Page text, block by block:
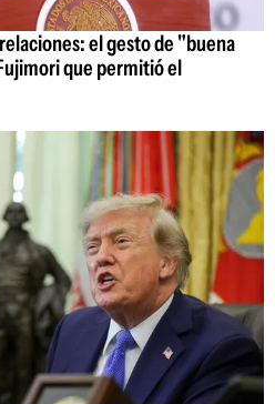
el gesto de "buena
que permitió el